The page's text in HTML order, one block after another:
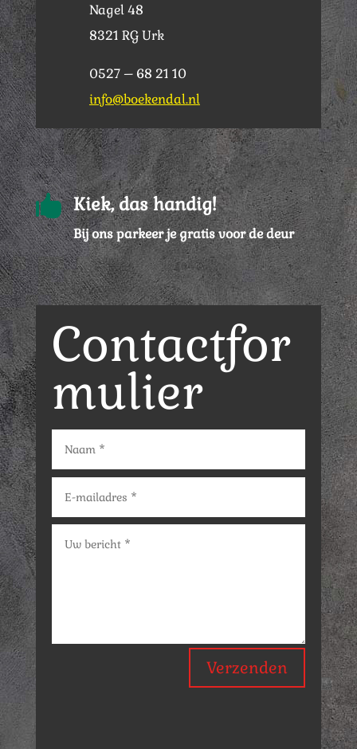
Nagel 48
8321 RG Urk
0527 – 68 21 10
info@boekendal.nl
 Kiek, das handig!
Bij ons parkeer je gratis voor de deur
Contactfor
mulier
Verzenden